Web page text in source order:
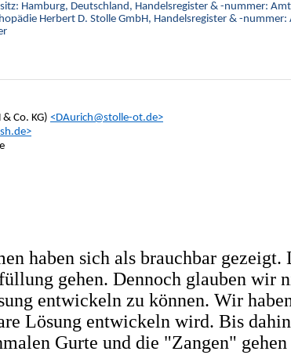
Hamburg, Deutschland, Handelsregister & -nummer:
Herbert D. Stolle GmbH, Handelsregister & -
Co. KG) <DAurich@stolle-ot.de>
haben sich als brauchbar
gehen. Dennoch glauben wir
entwickeln zu können. Wir
Lösung entwickeln wird. Bis
Gurte und die "Zangen"